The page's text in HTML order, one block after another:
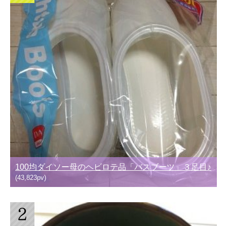
100均ダイソー母のヘビロテ品「バスブーツ」３足目♪
(43,823pv)